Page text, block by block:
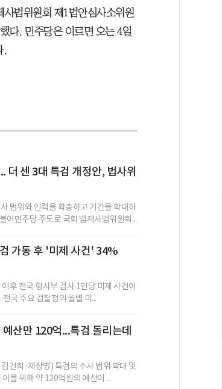
법위원회 제1법안심사소위원
다. 민주당은 이르면 오는 4일
.
더 센 3대 특검 개정안, 법사위
범위와 인력을 확충하고 기간을 확대하
어민주당 주도로 국회 법제사법위원회...
가동 후 '미제 사건' 34%
후 전국 형사부 검사 1인당 미제 사건이
국 주요 검찰청의 월별 미...
산만 120억...특검 돌리는데
건희·채상병) 특검의 수사 범위 확대 및
를 위해 약 120억원의 예산이 ...